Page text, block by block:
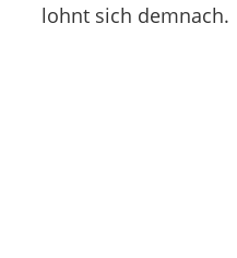
lohnt sich demnach.